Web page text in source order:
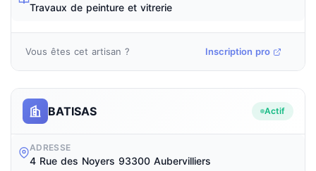
Travaux de peinture et vitrerie
Vous êtes cet artisan ? Inscription pro
BATISAS Actif
ADRESSE
4 Rue des Noyers 93300 Aubervilliers